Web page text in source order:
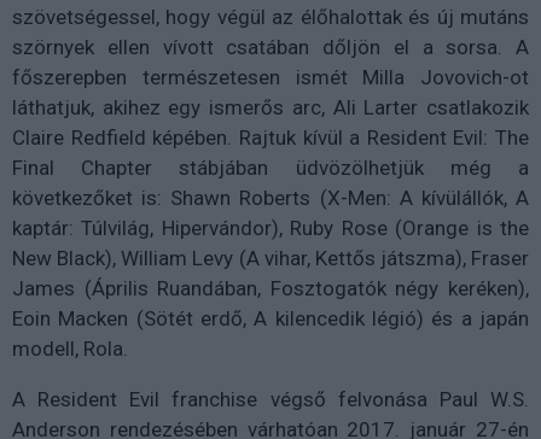
szövetségessel, hogy végül az élőhalottak és új mutáns
szörnyek ellen vívott csatában dőljön el a sorsa. A
főszerepben természetesen ismét Milla Jovovich-ot
láthatjuk, akihez egy ismerős arc, Ali Larter csatlakozik
Claire Redfield képében. Rajtuk kívül a Resident Evil: The
Final Chapter stábjában üdvözölhetjük még a
következőket is: Shawn Roberts (X-Men: A kívülállók, A
kaptár: Túlvilág, Hipervándor), Ruby Rose (Orange is the
New Black), William Levy (A vihar, Kettős játszma), Fraser
James (Április Ruandában, Fosztogatók négy keréken),
Eoin Macken (Sötét erdő, A kilencedik légió) és a japán
modell, Rola.
A Resident Evil franchise végső felvonása Paul W.S.
Anderson rendezésében várhatóan 2017. január 27-én